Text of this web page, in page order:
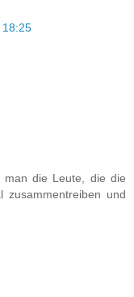
18:25
man die Leute, die die
zusammentreiben und